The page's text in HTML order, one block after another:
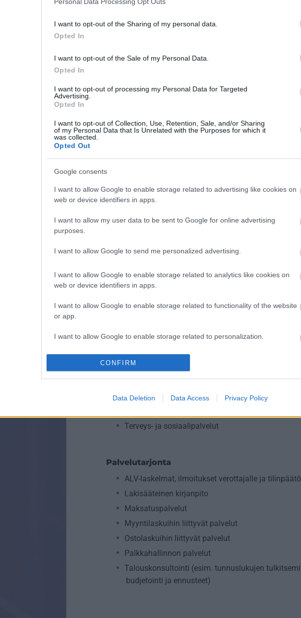
Personal Data Processing Opt Outs
I want to opt-out of the Sharing of my personal data.
Opted In
I want to opt-out of the Sale of my Personal Data.
Opted In
I want to opt-out of processing my Personal Data for Targeted
Advertising.
Opted In
I want to opt-out of Collection, Use, Retention, Sale, and/or Sharing
of my Personal Data that Is Unrelated with the Purposes for which it
was collected.
Opted Out
Google consents
I want to allow Google to enable storage related to advertising like cookies on
web or device identifiers in apps.
I want to allow my user data to be sent to Google for online advertising
purposes.
I want to allow Google to send me personalized advertising.
I want to allow Google to enable storage related to analytics like cookies on
web or device identifiers in apps.
I want to allow Google to enable storage related to functionality of the website
or app.
I want to allow Google to enable storage related to personalization.
I want to allow Google to enable storage related to security, including
authentication functionality and fraud prevention, and other user protection.
CONFIRM
Data Deletion Data Access Privacy Policy
pienyrityksille toimialasta ja yhtiömuodosta riippumatta.
tilitoimisto ja jatkaa näin perustajamme Tuulan arvojen
ASIAKAS KÄRJESSÄ, KATSE HORISONTISSA,
www.tilitoimistotuulapaananen.fi
Palvelukielet
Suomi
Keskikokoiset
Mikrot
Yhtiömuodot
Toimiala
Kuljetusliike­toiminta
Majoitus- ja ravitsemistoiminta
Palveluliiketoiminta
Rakentaminen
Terveys- ja sosiaalipalvelut
Palvelutarjonta
ALV-laskelmat, ilmoitukset verottajalle ja
Lakisääteinen kirjanpito
Maksatuspalvelut
Myyntilaskuihin liittyvät palvelut
Ostolaskuihin liittyvät palvelut
Palkkahallinnon palvelut
Talouskonsultointi (esim. tunnuslukujen
budjetointi ja ennusteet)